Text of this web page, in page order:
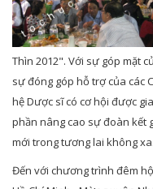
Thìn 2012". Với sự góp mặt
sự đóng góp hỗ trợ của các
hệ Dược sĩ có cơ hội được
phần nâng cao sự đoàn kết
mới trong tương lai không xa.
Đến với chương trình đêm